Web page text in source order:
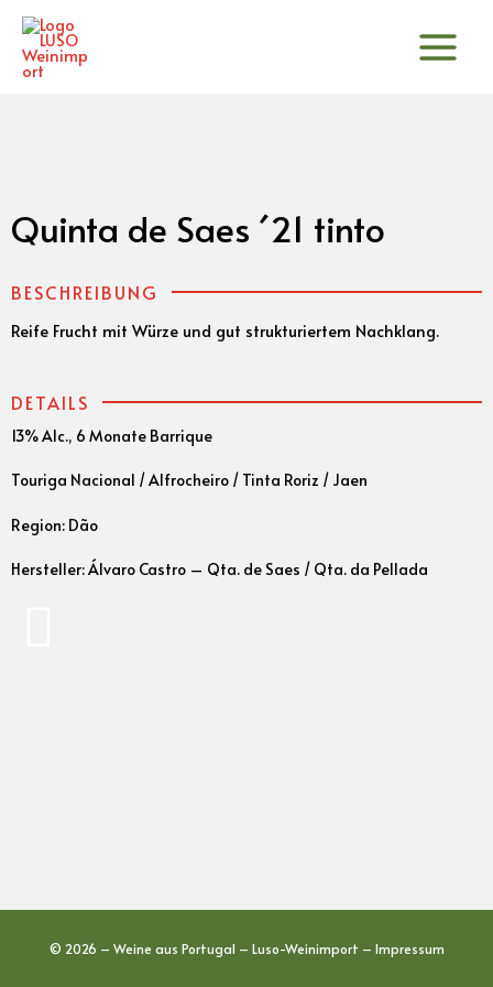
Zum
Inhalt
springen
Quinta de Saes ´21 tinto
BESCHREIBUNG
Reife Frucht mit Würze und gut strukturiertem Nachklang.
DETAILS
13% Alc., 6 Monate Barrique
Touriga Nacional / Alfrocheiro / Tinta Roriz / Jaen
Region: Dão
Hersteller: Álvaro Castro – Qta. de Saes / Qta. da Pellada
© 2026 – Weine aus Portugal – Luso-Weinimport – Impressum